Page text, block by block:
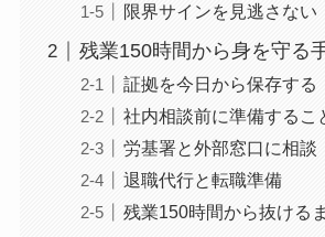
限界サインを見逃さない
残業150時間から身を守る
証拠を今日から保存する
社内相談前に準備するこ
労基署と外部窓口に相談
退職代行と転職準備
残業150時間から抜ける